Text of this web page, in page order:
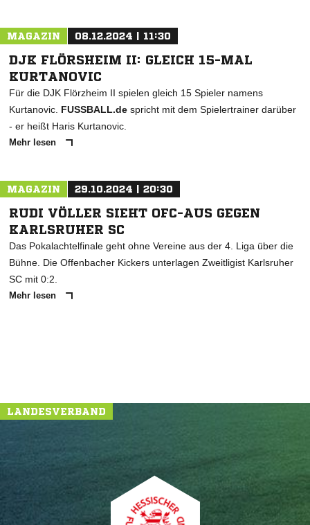
NACHRICHT SENDEN
MAGAZIN 08.12.2024 | 11:30
DJK FLÖRSHEIM II: GLEICH 15-MAL
KURTANOVIC
Für die DJK Flörzheim II spielen gleich 15 Spieler namens
Kurtanovic. FUSSBALL.de spricht mit dem Spielertrainer darüber
- er heißt Haris Kurtanovic.
Mehr lesen
MAGAZIN 29.10.2024 | 20:30
RUDI VÖLLER SIEHT OFC-AUS GEGEN
KARLSRUHER SC
Das Pokalachtelfinale geht ohne Vereine aus der 4. Liga über die
Bühne. Die Offenbacher Kickers unterlagen Zweitligist Karlsruher
SC mit 0:2.
Mehr lesen
LANDESVERBAND